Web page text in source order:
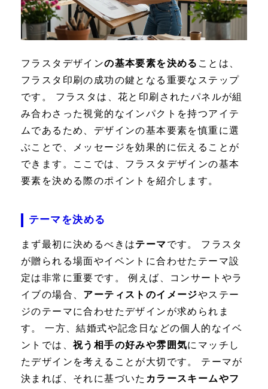
フラスタデザインの基本要素を決める ことは、
フラスタ印刷の成功の鍵となる重要なステップ
です。 フラスタは、花と印刷されたパネルが組
み合わさった視覚的なインパクトを持つアイテ
ムであるため、デザインの基本要素を慎重に選
ぶことで、メッセージを効果的に伝えることが
できます。ここでは、フラスタデザインの基本
要素を決める際のポイントを紹介します。
テーマを決める
まず最初に決めるべきはテーマ です。 フラスタ
が贈られる場面やイベントに合わせたテーマ設
定は非常に重要です。 例えば、コンサートやラ
イブの場合、 アーティストのイメージやステー
ジのテーマに合わせたデザインが求められま
す。 一方、結婚式や記念日などの個人的なイベ
ントでは、祝う相手の好みや雰囲気にマッチし
たデザインを考えることが大切です。 テーマが
決まれば、それに基づいた カラースキームやフ